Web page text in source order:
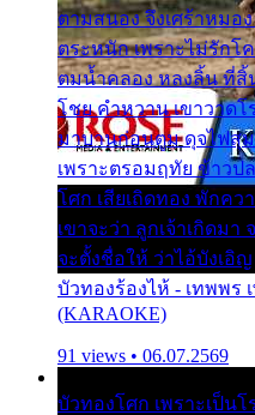
ตามสนอง จึงเศร้าหมอ
ตระหนัก เพราะไม่รักโ
ตมน้ำคลอง หลงลิ้น ที่สิ้
โชย คำหวาน เขาวาด
มาบานก่อนตูม ดุจไฟสุ
เพราะตรอมฤทัย ข้าวป
โศก เสียเถิดทอง พักคว
เขาจะว่า ลูกเจ้าเกิดม
จะตั้งชื่อให้ ว่าไอ้บังเอิญ
บัวทองร้องไห้ - เทพพร
(KARAOKE)
91 views • 06.07.2569
บัวทองโศก เพราะเป็น